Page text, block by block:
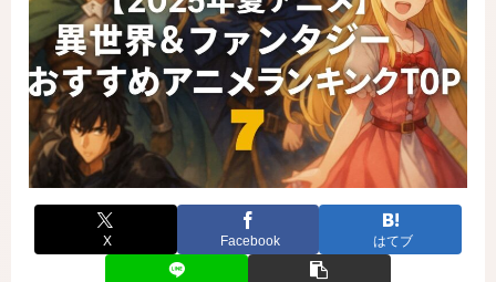
X Facebook はてブ